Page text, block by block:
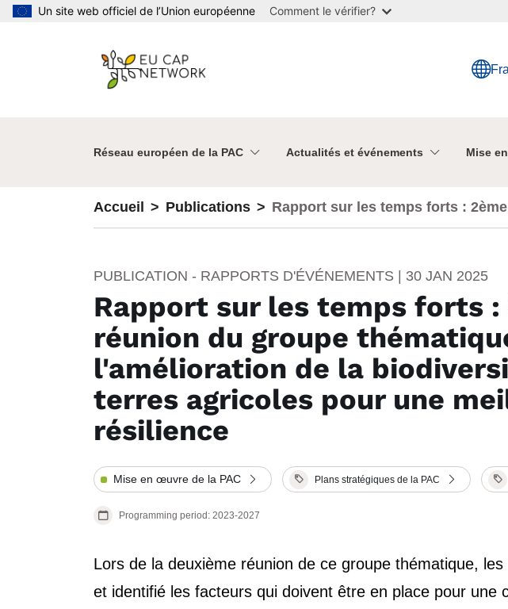
Aller au contenu principal
Un site web officiel de l’Union européenne Comment le vérifier?
Réseau européen de la PAC Actualités et événements Mise
Accueil Publications
Rapport sur les temps forts :
dans les terres agricoles pour
PUBLICATION - RAPPORTS D'ÉVÉNEMENTS | 30 JAN 2025
Rapport sur les temps forts :
réunion du groupe
l'amélioration de la
terres agricoles pour une
résilience
Mise en œuvre de la PAC Plans stratégiques de la PAC
Lors de la deuxième réunion de ce groupe thématique,
et identifié les facteurs qui doivent être en place pour une
Programming period: 2023-2027